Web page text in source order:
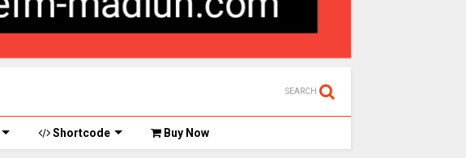
SEARCH
Shortcode Buy Now